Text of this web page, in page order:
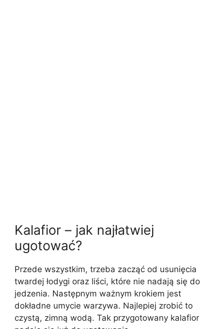
Kalafior – jak najłatwiej
ugotować?
Przede wszystkim, trzeba zacząć od usunięcia
twardej łodygi oraz liści, które nie nadają się do
jedzenia. Następnym ważnym krokiem jest
dokładne umycie warzywa. Najlepiej zrobić to
czystą, zimną wodą. Tak przygotowany kalafior